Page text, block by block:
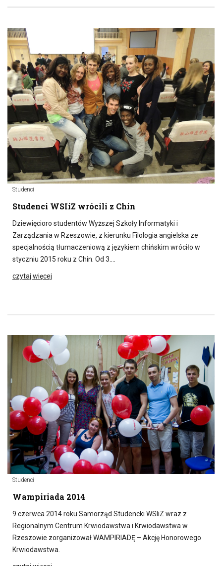
Studenci
Studenci WSIiZ wrócili z Chin
Dziewięcioro studentów Wyższej Szkoły Informatyki i
Zarządzania w Rzeszowie, z kierunku Filologia angielska ze
specjalnością tłumaczeniową z językiem chińskim wróciło w
styczniu 2015 roku z Chin. Od 3….
czytaj więcej
Studenci
Wampiriada 2014
9 czerwca 2014 roku Samorząd Studencki WSIiZ wraz z
Regionalnym Centrum Krwiodawstwa i Krwiodawstwa w
Rzeszowie zorganizował WAMPIRIADĘ – Akcję Honorowego
Krwiodawstwa.